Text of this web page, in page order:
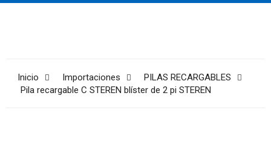
Inicio Importaciones
PILAS RECARGABLES
Pila recargable C STEREN blíster de 2 pi STEREN